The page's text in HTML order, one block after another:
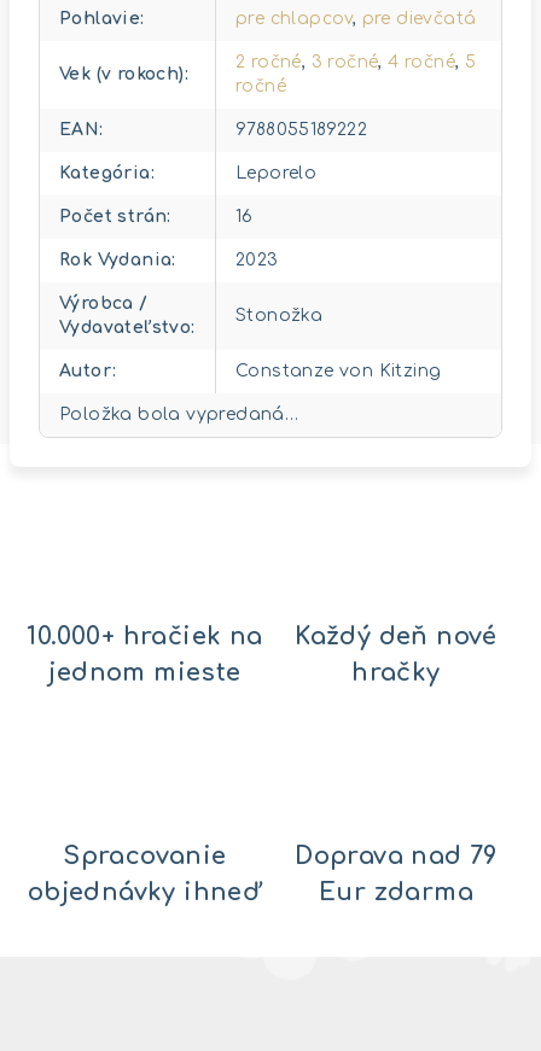
Pohlavie: pre chlapcov, pre dievčatá
Vek (v rokoch):
2 ročné, 3 ročné,4 ročné, 5
ročné
EAN: 9788055189222
Kategória: Leporelo
Počet strán: 16
Rok Vydania: 2023
Výrobca /
Vydavateľstvo:
Stonožka
Autor: Constanze von Kitzing
Položka bola vypredaná…
10.000+ hračiek na
jednom mieste
Každý deň nové
hračky
Spracovanie
objednávky ihneď
Doprava nad 79
Eur zdarma